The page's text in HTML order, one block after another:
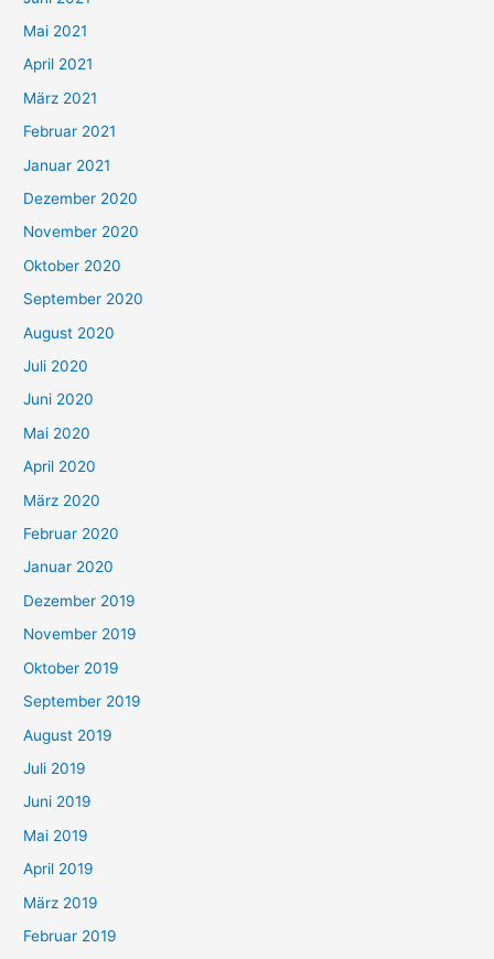
h
:
Mai 2021
April 2021
März 2021
Februar 2021
Januar 2021
Dezember 2020
November 2020
Oktober 2020
September 2020
August 2020
Juli 2020
Juni 2020
Mai 2020
April 2020
März 2020
Februar 2020
Januar 2020
Dezember 2019
November 2019
Oktober 2019
September 2019
August 2019
Juli 2019
Juni 2019
Mai 2019
April 2019
März 2019
Februar 2019